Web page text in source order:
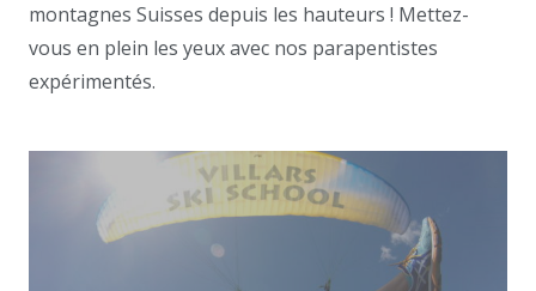
montagnes Suisses depuis les hauteurs ! Mettez-
vous en plein les yeux avec nos parapentistes
expérimentés.